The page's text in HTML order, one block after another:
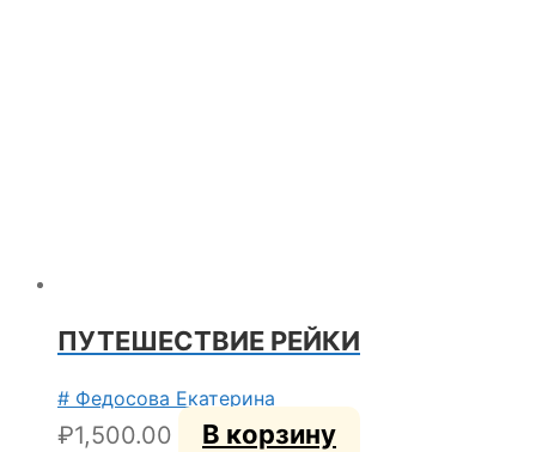
ПУТЕШЕСТВИЕ РЕЙКИ
# Федосова Екатерина
₽1,500.00 В корзину